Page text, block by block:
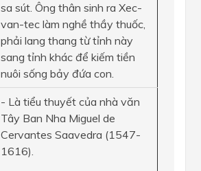
sa sút. Ông thân sinh ra Xec-
van-tec làm nghề thầy thuốc,
phải lang thang từ tỉnh này
sang tỉnh khác để kiếm tiền
nuôi sống bảy đứa con.
- Là tiểu thuyết của nhà văn
Tây Ban Nha Miguel de
Cervantes Saavedra (1547-
1616).